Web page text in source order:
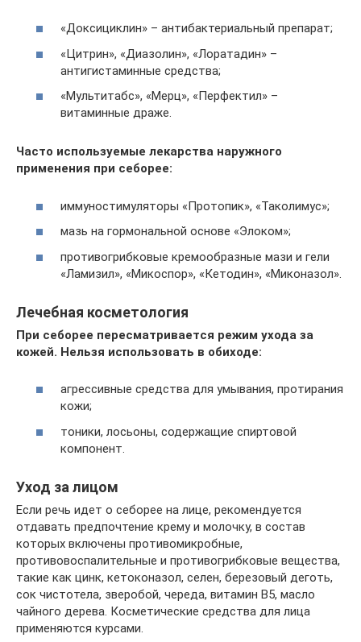
«Доксициклин» – антибактериальный препарат;
«Цитрин», «Диазолин», «Лоратадин» –
антигистаминные средства;
«Мультитабс», «Мерц», «Перфектил» –
витаминные драже.
Часто используемые лекарства наружного
применения при себорее:
иммуностимуляторы «Протопик», «Таколимус»;
мазь на гормональной основе «Элоком»;
противогрибковые кремообразные мази и гели
«Ламизил», «Микоспор», «Кетодин», «Миконазол».
Лечебная косметология
При себорее пересматривается режим ухода за
кожей. Нельзя использовать в обиходе:
агрессивные средства для умывания, протирания
кожи;
тоники, лосьоны, содержащие спиртовой
компонент.
Уход за лицом
Если речь идет о себорее на лице, рекомендуется
отдавать предпочтение крему и молочку, в состав
которых включены противомикробные,
противовоспалительные и противогрибковые вещества,
такие как цинк, кетоконазол, селен, березовый деготь,
сок чистотела, зверобой, череда, витамин В5, масло
чайного дерева. Косметические средства для лица
применяются курсами.